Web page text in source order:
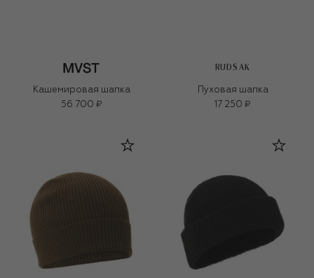
Кашемировая шапка
56 700 ₽
RUDSAK
Пуховая шапка
17 250 ₽